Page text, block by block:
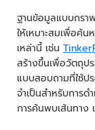
ฐานข้อมูลแบบกรา
ให้เหมาะสมเพื่อค้
เหล่านี้ เช่น
สร้างขึ้นเพื่อวัตถุป
แบบสอบถามที่ใช้ป
จำเป็นสำหรับการด
การค้นพบเส้นทาง